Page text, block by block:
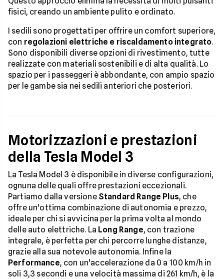
fisici, creando un ambiente pulito e ordinato.
I sedili sono progettati per offrire un comfort superiore,
con regolazioni elettriche e riscaldamento integrato.
Sono disponibili diverse opzioni di rivestimento, tutte
realizzate con materiali sostenibili e di alta qualità. Lo
spazio per i passeggeri è abbondante, con ampio spazio
per le gambe sia nei sedili anteriori che posteriori.
Motorizzazioni e prestazioni
della Tesla Model 3
La Tesla Model 3 è disponibile in diverse configurazioni,
ognuna delle quali offre prestazioni eccezionali.
Partiamo dalla versione Standard Range Plus, che
offre un'ottima combinazione di autonomia e prezzo,
ideale per chi si avvicina per la prima volta al mondo
delle auto elettriche. La Long Range, con trazione
integrale, è perfetta per chi percorre lunghe distanze,
grazie alla sua notevole autonomia. Infine la
Performance, con un'accelerazione da 0 a 100 km/h in
soli 3,3 secondi e una velocità massima di 261 km/h, è la